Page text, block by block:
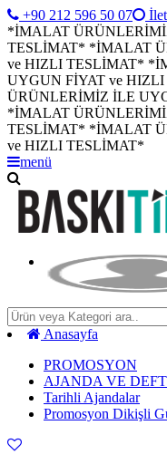
+90 212 596 50 07
*İMALAT
TESLİMAT* *İMALAT
ve HIZLI TESLİMAT*
UYGUN FİYAT ve
ÜRÜNLERİMİZ İLE
*İMALAT
TESLİMAT* *İMALAT
ve HIZLI TESLİMAT*
menü
Anasayfa
PROMOSYON
AJANDA VE
Tarihli Ajandalar
Promosyon Dikişli